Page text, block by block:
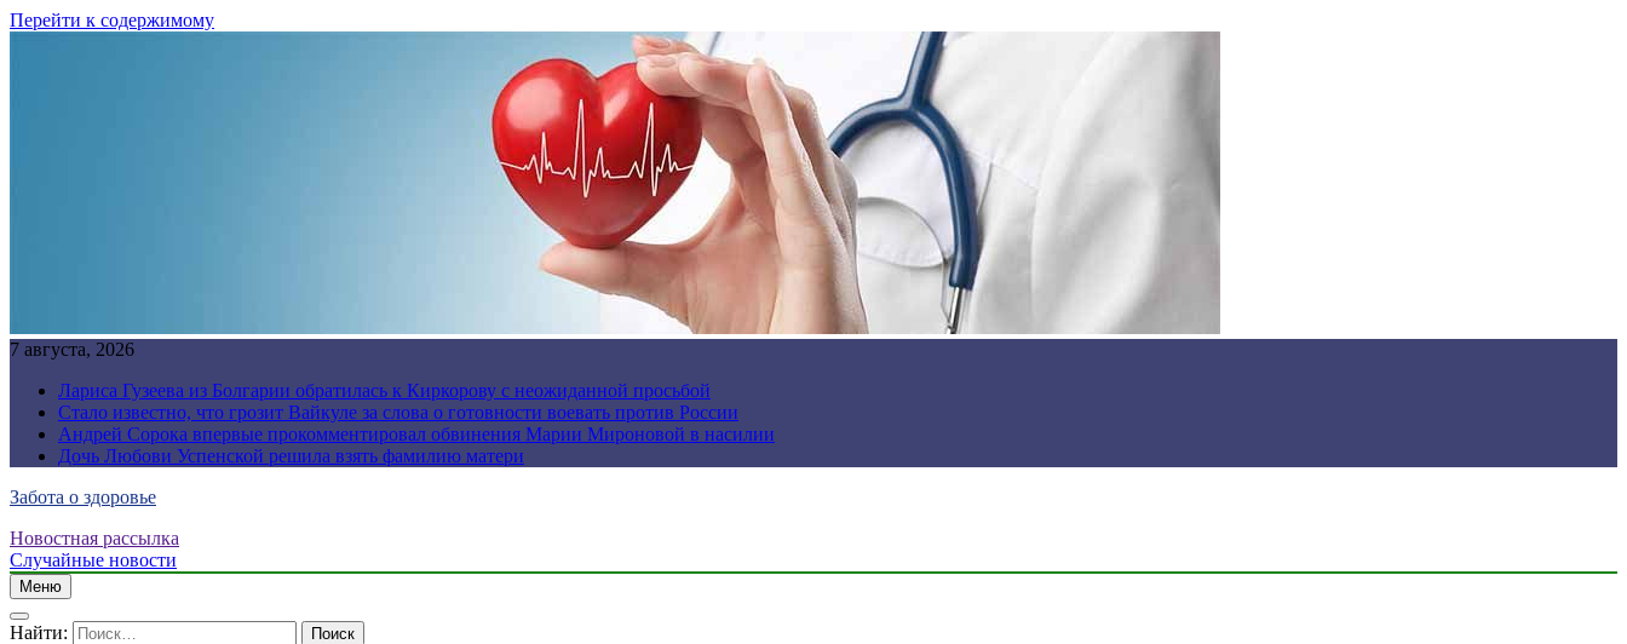
Перейти к содержимому
7 августа, 2026
Лариса Гузеева из Болгарии обратилась к Киркорову с неожиданной просьбой
Стало известно, что грозит Вайкуле за слова о готовности воевать против России
Андрей Сорока впервые прокомментировал обвинения Марии Мироновой в насилии
Дочь Любови Успенской решила взять фамилию матери
Забота о здоровье
Новостная рассылка
Случайные новости
Меню
Найти: